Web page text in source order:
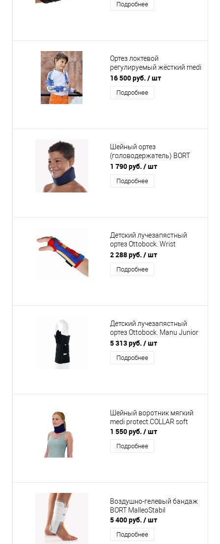
Подробнее
Ортез локтевой
регулируемый жёсткий medi
Epico ROMs детский
16 500 руб. / шт
Подробнее
Шейный ортез
(головодержатель) BORT
для ношения днем и ночью
(Детский)
1 790 руб. / шт
Подробнее
Детский лучезапястный
ортез Ottobock. Wrist
Support Kids 4067
2 288 руб. / шт
Подробнее
Детский лучезапястный
ортез Ottobock. Manu Junior
Pollex 50P51
5 313 руб. / шт
Подробнее
Шейный воротник мягкий
medi protect.COLLAR soft
1 550 руб. / шт
Подробнее
Воздушно-гелевый бандаж
BORT MalleoStabil
5 400 руб. / шт
Подробнее